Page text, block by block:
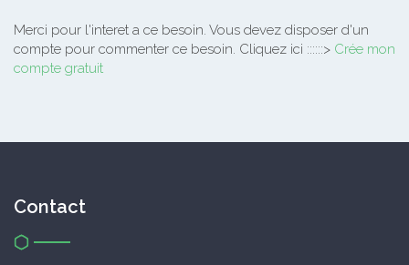
Merci pour l'interet a ce besoin. Vous devez disposer d'un
compte pour commenter ce besoin. Cliquez ici ::::::> Crée mon
compte gratuit
Contact